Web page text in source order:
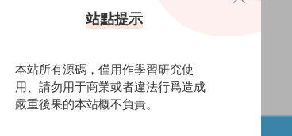
不負責。
營所需的費用。
持正版，勿用作商業用途。
站點提示
本站所有源碼，僅用作學習研究使
用、請勿用于商業或者違法行爲造成
嚴重後果的本站概不負責。